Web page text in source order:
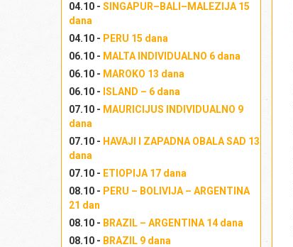
04.10 - SINGAPUR–BALI–MALEZIJA 15
dana
04.10 - PERU 15 dana
06.10 - MALTA INDIVIDUALNO 6 dana
06.10 - MAROKO 13 dana
06.10 - ISLAND – 6 dana
07.10 - MAURICIJUS INDIVIDUALNO 9
dana
07.10 - HAVAJI I ZAPADNA OBALA SAD 13
dana
07.10 - ETIOPIJA 17 dana
08.10 - PERU – BOLIVIJA – ARGENTINA
21 dan
08.10 - BRAZIL – ARGENTINA 14 dana
08.10 - BRAZIL 9 dana